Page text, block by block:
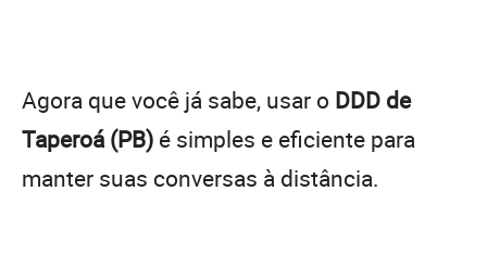
Agora que você já sabe, usar o DDD de
Taperoá (PB) é simples e eficiente para
manter suas conversas à distância.